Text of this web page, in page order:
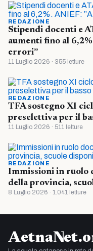
REDAZIONE
Stipendi docenti e
aumenti fino al
errori”
11 Luglio 2026 · 355 letture
REDAZIONE
TFA sostegno XI
preselettiva per il
11 Luglio 2026 · 511 letture
REDAZIONE
Immissioni in ruolo
della provincia,
8 Luglio 2026 · 1.041 letture